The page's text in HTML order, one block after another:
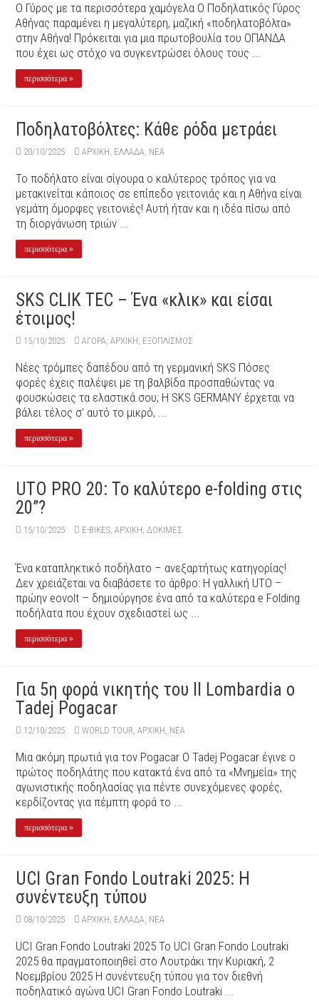
O Γύρος με τα περισσότερα χαμόγελα Ο Ποδηλατικός Γύρος
Αθήνας παραμένει η μεγαλύτερη, μαζική «ποδηλατοβόλτα»
στην Αθήνα! Πρόκειται για μια πρωτοβουλία του ΟΠΑΝΔΑ
που έχει ως στόχο να συγκεντρώσει όλους τους ...
περισσότερα »
Ποδηλατοβόλτες: Κάθε ρόδα μετράει
20/10/2025 ΑΡΧΙΚΉ, ΕΛΛΑΔΑ, ΝΕΑ
Το ποδήλατο είναι σίγουρα ο καλύτερος τρόπος για να
μετακινείται κάποιος σε επίπεδο γειτονιάς και η Αθήνα είναι
γεμάτη όμορφες γειτονιές! Αυτή ήταν και η ιδέα πίσω από
τη διοργάνωση τριών ...
περισσότερα »
SKS CLIK TEC – Ένα «κλικ» και είσαι
έτοιμος!
15/10/2025 ΑΓΟΡΑ,ΑΡΧΙΚΉ, ΕΞΟΠΛΙΣΜΌΣ
Nέες τρόμπες δαπέδου από τη γερμανική SKS Πόσες
φορές έχεις παλέψει με τη βαλβίδα προσπαθώντας να
φουσκώσεις τα ελαστικά σου; Η SKS GERMANY έρχεται να
βάλει τέλος σ’ αυτό το μικρό, ...
περισσότερα »
UTO PRO 20: Το καλύτερο e-folding στις
20”?
15/10/2025 E-BIKES,ΑΡΧΙΚΉ,ΔΟΚΙΜΕΣ
Ένα καταπληκτικό ποδήλατο – ανεξαρτήτως κατηγορίας!
Δεν χρειάζεται να διαβάσετε το άρθρο: H γαλλική UTO –
πρώην eovolt – δημιούργησε ένα από τα καλύτερα e Folding
ποδήλατα που έχουν σχεδιαστεί ως ...
περισσότερα »
Για 5η φορά νικητής του Ιl Lombardia o
Tadej Pogacar
12/10/2025 WORLD TOUR,ΑΡΧΙΚΉ, ΝΕΑ
Mια ακόμη πρωτιά για τον Pogacar Ο Tadej Pogacar έγινε ο
πρώτος ποδηλάτης που κατακτά ένα από τα «Μνημεία» της
αγωνιστικής ποδηλασίας για πέντε συνεχόμενες φορές,
κερδίζοντας για πέμπτη φορά το ...
περισσότερα »
UCI Gran Fondo Loutraki 2025: Η
συνέντευξη τύπου
08/10/2025 ΑΡΧΙΚΉ, ΕΛΛΑΔΑ, ΝΕΑ
UCI Gran Fondo Loutraki 2025 Το UCI Gran Fondo Loutraki
2025 θα πραγματοποιηθεί στο Λουτράκι την Κυριακή, 2
Νοεμβρίου 2025 Η συνέντευξη τύπου για τον διεθνή
ποδηλατικό αγώνα UCI Gran Fondo Loutraki ...